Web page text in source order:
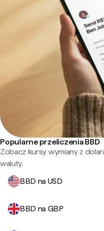
Popularne przeliczenia BBD
Zobacz kursy wymiany z
waluty.
BBD na USD
BBD na GBP